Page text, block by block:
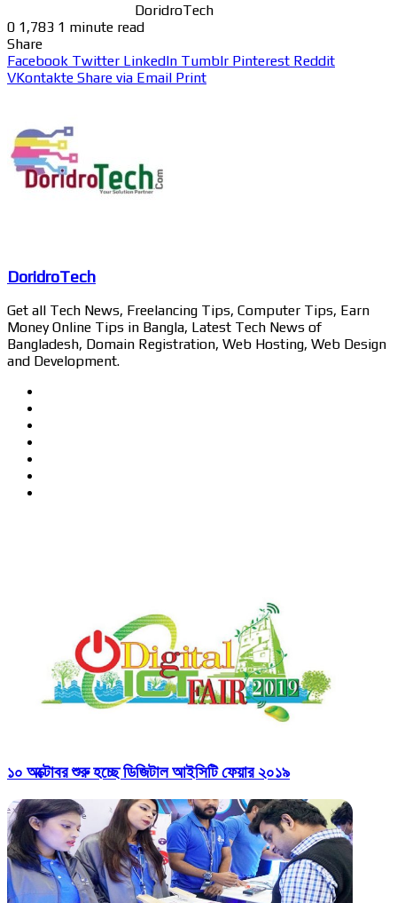
DoridroTech
0 1,783 1 minute read
Share
Facebook Twitter LinkedIn Tumblr Pinterest Reddit
VKontakte Share via Email Print
DoridroTech
Get all Tech News, Freelancing Tips, Computer Tips, Earn
Money Online Tips in Bangla, Latest Tech News of
Bangladesh, Domain Registration, Web Hosting, Web Design
and Development.
১০ অক্টোবর শুরু হচ্ছে ডিজিটাল আইসিটি ফেয়ার ২০১৯